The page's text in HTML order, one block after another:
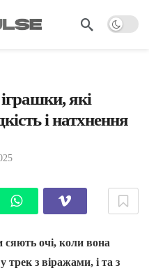
які
і натхнення
очі, коли вона
трек з віражами, і та з